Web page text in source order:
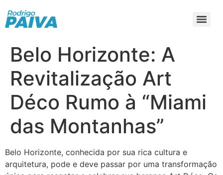
Belo Horizonte: A
Revitalização Art
Déco Rumo à “Miami
das Montanhas”
Belo Horizonte, conhecida por sua rica cultura e
arquitetura, pode e deve passar por uma transformação